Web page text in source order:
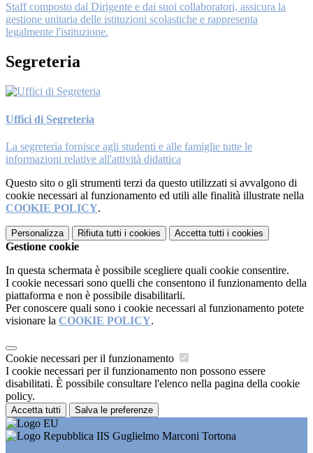
Staff composto dal Dirigente e dai suoi collaboratori, assicura la
gestione unitaria delle istituzioni scolastiche e rappresenta
legalmente l'istituzione.
Segreteria
Uffici di Segreteria
La segreteria fornisce agli studenti e alle famiglie tutte le
informazioni relative all'attività didattica
Questo sito o gli strumenti terzi da questo utilizzati si avvalgono di
cookie necessari al funzionamento ed utili alle finalità illustrate nella
COOKIE POLICY.
Personalizza Rifiuta tutti i cookies Accetta tutti i cookies
Gestione cookie
In questa schermata è possibile scegliere quali cookie consentire.
I cookie necessari sono quelli che consentono il funzionamento della
piattaforma e non è possibile disabilitarli.
Per conoscere quali sono i cookie necessari al funzionamento potete
visionare la COOKIE POLICY.
Cookie necessari per il funzionamento
I cookie necessari per il funzionamento non possono essere
disabilitati. È possibile consultare l'elenco nella pagina della cookie
policy.
Accetta tutti Salva le preferenze
IIS Guglielmo Marconi Tortona